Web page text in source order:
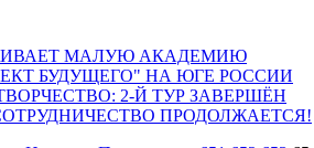
МАЛУЮ АКАДЕМИЮ
БУДУЩЕГО" НА ЮГЕ РОССИИ
2-Й ТУР ЗАВЕРШЁН
ПРОДОЛЖАЕТСЯ!